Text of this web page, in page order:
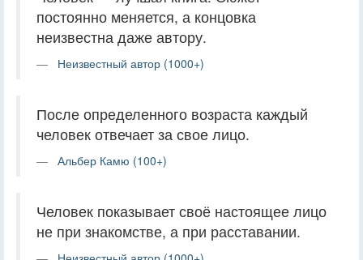
постоянно меняется, а концовка
неизвестна даже автору.
Неизвестный автор (1000+)
После определенного возраста каждый
человек отвечает за свое лицо.
Альбер Камю (100+)
Человек показывает своё настоящее лицо
не при знакомстве, а при расставании.